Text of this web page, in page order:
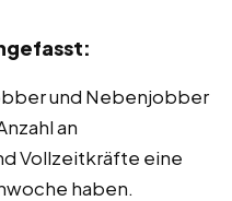
und Nebenjobber
an
Vollzeitkräfte eine
haben.